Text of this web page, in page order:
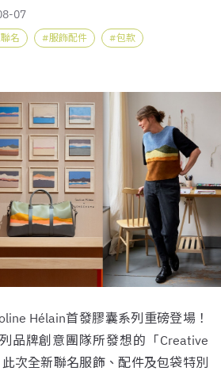
07
名 服飾配件 包款
Hélain首發膠囊系列重磅登場！
品牌創意團隊所發想的「Creative
次全新聯名服飾、配件及包袋特別